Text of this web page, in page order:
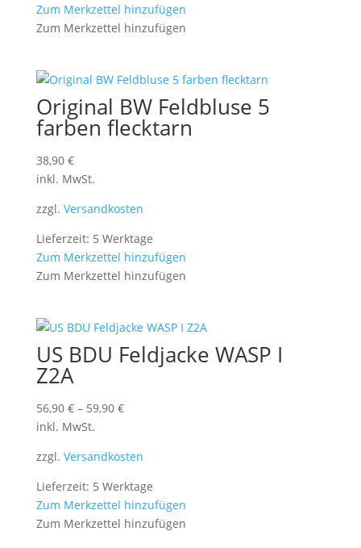
Zum Merkzettel hinzufügen
Zum Merkzettel hinzufügen
Original BW Feldbluse 5
farben flecktarn
38,90 €
inkl. MwSt.
zzgl. Versandkosten
Lieferzeit: 5 Werktage
Zum Merkzettel hinzufügen
Zum Merkzettel hinzufügen
US BDU Feldjacke WASP I
Z2A
56,90 €– 59,90 €
inkl. MwSt.
zzgl. Versandkosten
Lieferzeit: 5 Werktage
Zum Merkzettel hinzufügen
Zum Merkzettel hinzufügen